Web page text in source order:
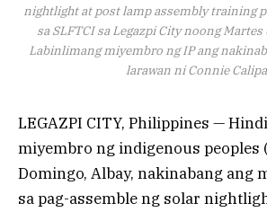
nightlight at post lamp assembly training
sa SLFTCI sa Legazpi City noong
Labinlimang miyembro ng IP ang
larawan ni Connie
LEGAZPI CITY, Philippines —
miyembro ng indigenous peoples
Domingo, Albay, nakinabang ang
sa pag-assemble ng solar